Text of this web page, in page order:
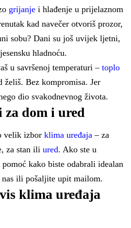
grijanje i hlađenje u prijelaznom
kad navečer otvoriš prozor,
sobu? Dani su još uvijek ljetni,
hladnoću.
u savršenoj temperaturi –toplo
želiš. Bez kompromisa. Jer
dio svakodnevnog života.
dom i ured
velik izbor klima uređaja – za
za stan ili ured. Ako ste u
kako biste odabrali idealan
ili pošaljite upit mailom.
klima uređaja